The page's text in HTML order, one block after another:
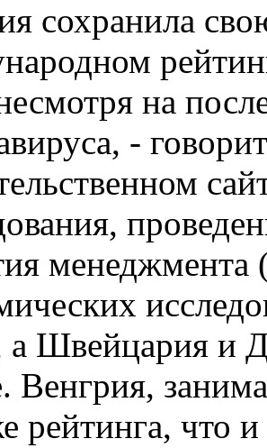
сохранила
на
-
а Швейцария и
Венгрия,
рейтинга, что